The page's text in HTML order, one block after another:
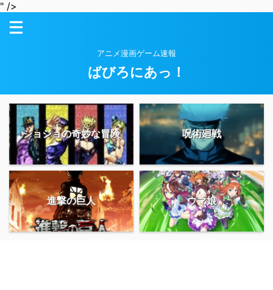
" />
アニメ漫画ゲーム速報
ばびろにあっ！
ジョジョの奇妙な冒険 呪術廻戦
進撃の巨人 ウマ娘